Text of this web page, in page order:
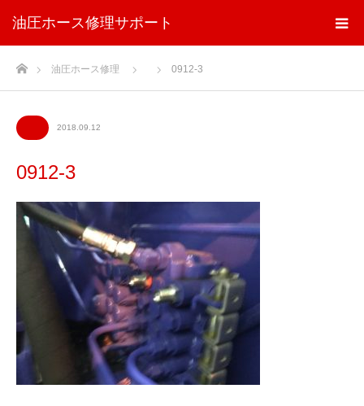
油圧ホース修理サポート
ホーム油圧ホース修理 0912-3
2018.09.12
0912-3